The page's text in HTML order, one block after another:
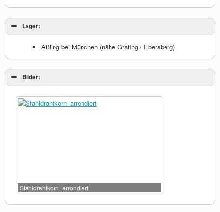
Lager:
Aßling bei München (nähe Grafing / Ebersberg)
Bilder:
Stahldrahtkorn_arrondiert